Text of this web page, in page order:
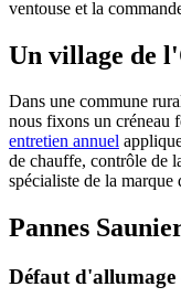
ventouse et la
Un village de
Dans une commune
nous fixons un créneau
entretien annuel
de chauffe, contrôle de
spécialiste de la
Pannes
Défaut d'allumage